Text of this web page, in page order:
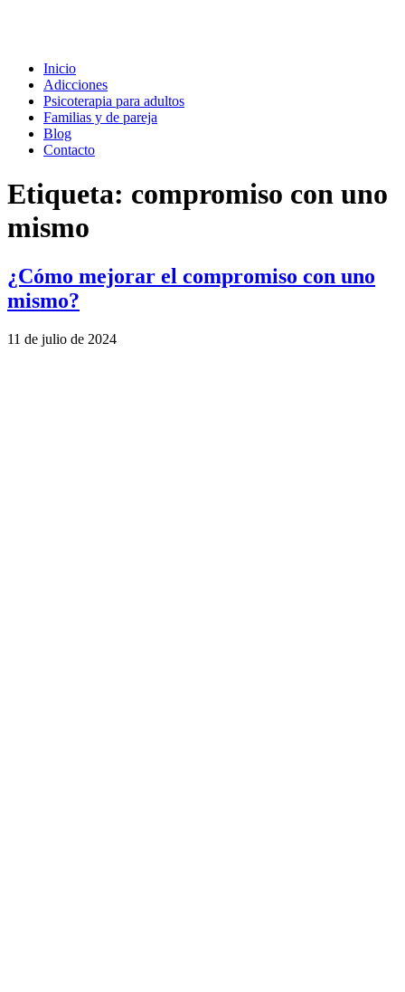
Inicio
Adicciones
Psicoterapia para adultos
Familias y de pareja
Blog
Contacto
Etiqueta: compromiso con uno
mismo
¿Cómo mejorar el compromiso con uno
mismo?
11 de julio de 2024